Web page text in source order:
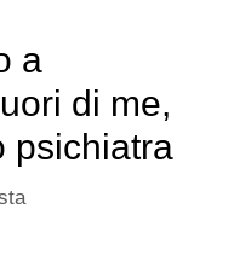
a
di me,
psichiatra